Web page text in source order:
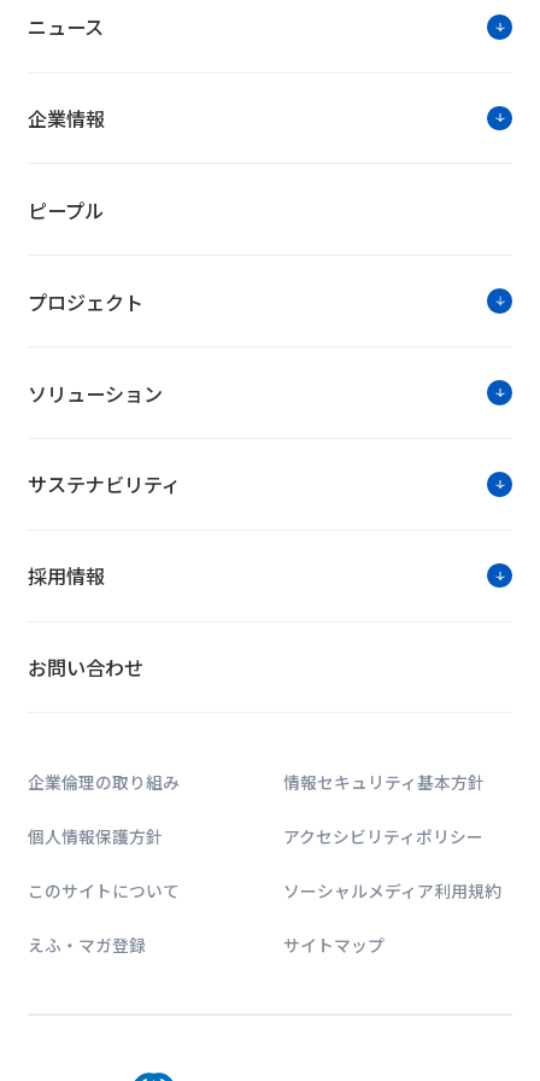
ニュース
企業情報
ピープル
プロジェクト
ソリューション
サステナビリティ
採用情報
お問い合わせ
企業倫理の取り組み 情報セキュリティ基本方針
個人情報保護方針 アクセシビリティポリシー
このサイトについて ソーシャルメディア利用規約
えふ・マガ登録 サイトマップ